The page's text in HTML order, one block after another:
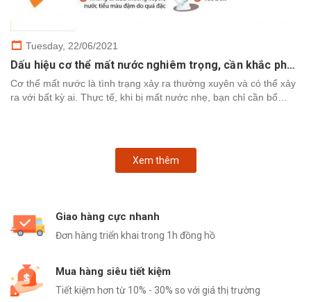
Tuesday, 22/06/2021
Dấu hiệu cơ thể mất nước nghiêm trọng, cần khắc phục nhanh chóng
Cơ thể mất nước là tình trạng xảy ra thường xuyên và có thể xảy
ra với bất kỳ ai. Thực tế, khi bị mất nước nhẹ, bạn chỉ cần bổ
Xem thêm
Giao hàng cực nhanh
Đơn hàng triển khai trong 1h đồng hồ
Mua hàng siêu tiết kiệm
Tiết kiệm hơn từ 10% - 30% so với giá thị trường